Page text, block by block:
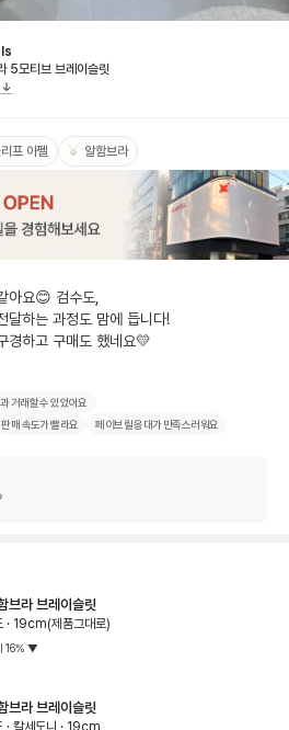
5모티브 브레이슬릿
프 아펠 알함브라
아요😊 검수도,
달하는 과정도 맘에 듭니다!
경하고 구매도 했네요💛
거래할 수 있었어요
판매 속도가 빨라요 페이브릴 응대가 만족스러워요
브라 브레이슬릿
· 19cm(제품그대로)
16% ▼
브라 브레이슬릿
· 칼세도니 · 19cm